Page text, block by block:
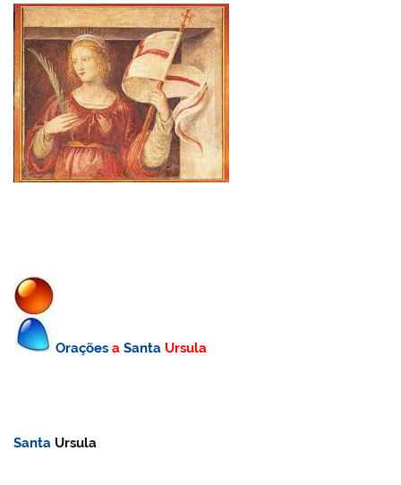
k
l
Orações aSanta Ursula
Santa Ursula